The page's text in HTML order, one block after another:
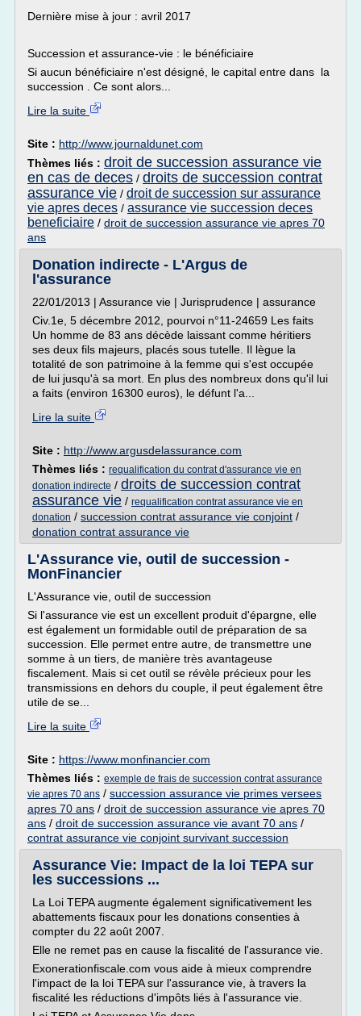
Dernière mise à jour : avril 2017
Succession et assurance-vie : le bénéficiaire
Si aucun bénéficiaire n'est désigné, le capital entre dans la
succession . Ce sont alors...
Lire la suite
Site : http://www.journaldunet.com
Thèmes liés : droit de succession assurance vie
en cas de deces / droits de succession contrat
assurance vie / droit de succession sur assurance
vie apres deces / assurance vie succession deces
beneficiaire / droit de succession assurance vie apres 70
ans
Donation indirecte - L'Argus de
l'assurance
22/01/2013 | Assurance vie | Jurisprudence | assurance
Civ.1e, 5 décembre 2012, pourvoi n°11-24659 Les faits
Un homme de 83 ans décède laissant comme héritiers
ses deux fils majeurs, placés sous tutelle. Il lègue la
totalité de son patrimoine à la femme qui s'est occupée
de lui jusqu'à sa mort. En plus des nombreux dons qu'il lui
a faits (environ 16300 euros), le défunt l'a...
Lire la suite
Site : http://www.argusdelassurance.com
Thèmes liés : requalification du contrat d'assurance vie en
donation indirecte / droits de succession contrat
assurance vie / requalification contrat assurance vie en
donation / succession contrat assurance vie conjoint /
donation contrat assurance vie
L'Assurance vie, outil de succession -
MonFinancier
L'Assurance vie, outil de succession
Si l'assurance vie est un excellent produit d'épargne, elle
est également un formidable outil de préparation de sa
succession. Elle permet entre autre, de transmettre une
somme à un tiers, de manière très avantageuse
fiscalement. Mais si cet outil se révèle précieux pour les
transmissions en dehors du couple, il peut également être
utile de se...
Lire la suite
Site : https://www.monfinancier.com
Thèmes liés : exemple de frais de succession contrat assurance
vie apres 70 ans / succession assurance vie primes versees
apres 70 ans / droit de succession assurance vie apres 70
ans / droit de succession assurance vie avant 70 ans /
contrat assurance vie conjoint survivant succession
Assurance Vie: Impact de la loi TEPA sur
les successions ...
La Loi TEPA augmente également significativement les
abattements fiscaux pour les donations consenties à
compter du 22 août 2007.
Elle ne remet pas en cause la fiscalité de l'assurance vie.
Exonerationfiscale.com vous aide à mieux comprendre
l'impact de la loi TEPA sur l'assurance vie, à travers la
fiscalité les réductions d'impôts liés à l'assurance vie.